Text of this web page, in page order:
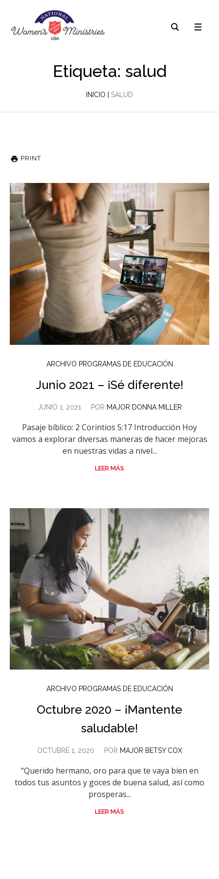
Etiqueta: salud
INICIO | SALUD
PRINT
ARCHIVO PROGRAMAS DE EDUCACIÓN
Junio 2021 – ¡Sé diferente!
JUNIO 1, 2021 POR MAJOR DONNA MILLER
Pasaje bíblico: 2 Corintios 5:17 Introducción Hoy
vamos a explorar diversas maneras de hacer mejoras
en nuestras vidas a nivel...
LEER MÁS
ARCHIVO PROGRAMAS DE EDUCACIÓN
Octubre 2020 – ¡Mantente
saludable!
OCTUBRE 1, 2020 POR MAJOR BETSY COX
“Querido hermano, oro para que te vaya bien en
todos tus asuntos y goces de buena salud, así como
prosperas...
LEER MÁS